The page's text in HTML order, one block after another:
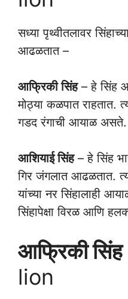
सध्या पृथ्वीतलावर
आढळतात –
आफ्रिकी सिंह– हे सिंह
मोठ्या कळपात राहतात.
गडद रंगाची आयाळ असते.
आशियाई सिंह– हे सिंह
गिर जंगलात आढळतात.
यांच्या नर सिंहालाही
सिंहापेक्षा विरळ आणि
आफ्रिकी सिंह
lion